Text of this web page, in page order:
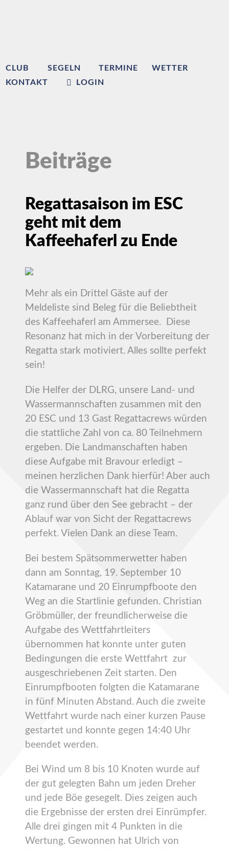
CLUB SEGELN TERMINE
WETTER
KONTAKT
LOGIN
Beiträge
Regattasaison im ESC
geht mit dem
Kaffeehaferl zu Ende
Mehr als ein Drittel Gäste auf der
Meldeliste sind Beleg für die Beliebtheit
des Kaffeehaferl am Ammersee. Diese
Resonanz hat mich in der Vorbereitung der
Regatta stark motiviert. Alles sollte perfekt
sein!
Die Helfer der DLRG, unsere Land- und
Wassermannschaften zusammen mit den
20 ESC und 13 Gast Regattacrews würden
die stattliche Zahl von ca. 80 Teilnehmern
ergeben. Die Landmanschaften haben
diese Aufgabe mit Bravour erledigt –
meinen herzlichen Dank hierfür! Aber auch
die Wassermannschaft hat die Regatta
ganz rund über den See gebracht – der
Ablauf war von Sicht der Regattacrews
perfekt. Vielen Dank an diese Team.
Bei bestem Spätsommerwetter haben
dann am Sonntag, 19. September 10
Katamarane und 20 Einrumpfboote den
Weg an die Startlinie gefunden. Christian
Gröbmüller, der freundlicherweise die
Aufgabe des Wettfahrtleiters
übernommen hat konnte unter guten
Bedingungen die erste Wettfahrt zur
ausgeschriebenen Zeit starten. Den
Einrumpfbooten folgten die Katamarane
in fünf Minuten Abstand. Auch die zweite
Wettfahrt wurde nach einer kurzen Pause
gestartet und konnte gegen 14:40 Uhr
beendet werden.
Bei Wind um 8 bis 10 Knoten wurde auf
der gut gelegten Bahn um jeden Dreher
und jede Böe gesegelt. Dies zeigen auch
die Ergebnisse der ersten drei Einrümpfer.
Alle drei gingen mit 4 Punkten in die
Wertung. Gewonnen hat Ulrich von